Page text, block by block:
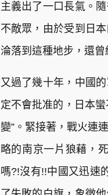
主義出了一口長氣。
不敵眾，由於受到日
淪落到這種地步，還
又過了幾十年，中國
定不會批准的，日本
變”。緊接著，戰火連
略的南京一片狼藉，
嗎?!沒有!!中國又迅速